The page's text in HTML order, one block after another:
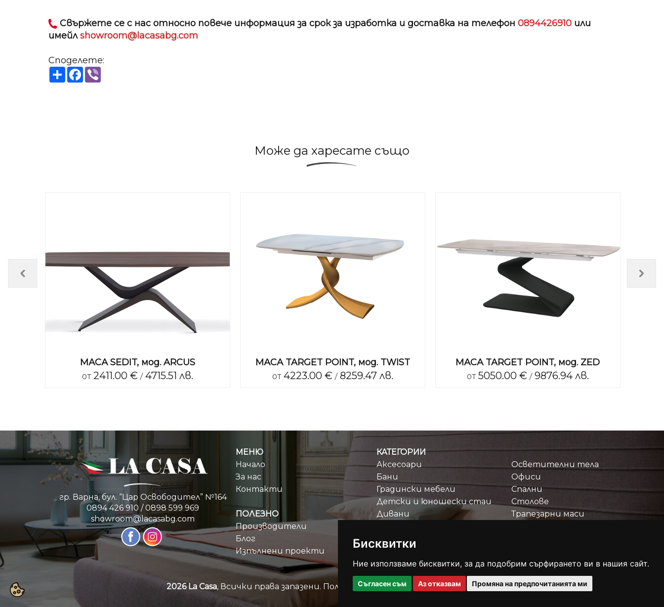
Бисквитки
Ние използваме бисквитки, за да подобрим сърфирането ви в нашия сайт.
Съгласен съм Аз отказвам Промяна на предпочитанията ми
Свържете се с нас относно повече информация за срок за изработка и доставка на телефон 0894426910или
имейлshowroom@lacasabg.com
Споделете:
ShareFacebook
Viber
Може да харесате също
МАСА SEDIT, мод. ARCUS
от 2411.00 € /4715.51 лв.
МАСА TARGET POINT, мод. TWIST
от4223.00 € /8259.47 лв.
МАСА TARGET POINT, мод. ZED
от5050.00 € /9876.94 лв.
гр. Варна, бул. “Цар Освободител” №164
0894 426 910 /0898 599 969
showroom@lacasabg.com
МЕНЮ
Начало
За нас
Контакти
ПОЛЕЗНО
Производители
Блог
Изпълнени проекти
КАТЕГОРИИ
Аксесоари
Бани
Градински мебели
Детски и юношески стаи
Дивани
Осветителни тела
Офиси
Спални
Столове
Трапезарни маси
2026 La Casa, Всички права запазени. Политика за защита на личните данни